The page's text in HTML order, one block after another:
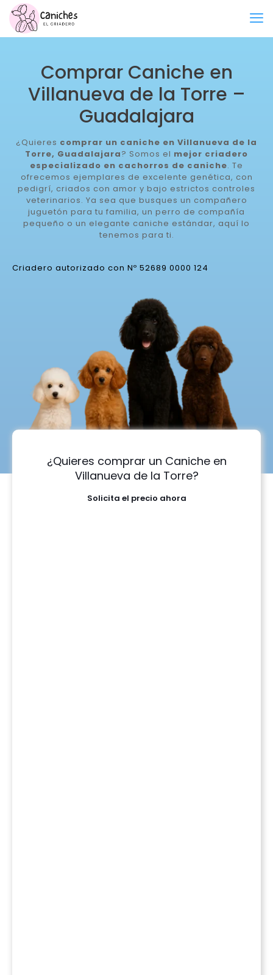
Comprar Caniche en
Villanueva de la Torre –
Guadalajara
¿Quieres comprar un caniche en Villanueva de la
Torre, Guadalajara? Somos el mejor criadero
especializado en cachorros de caniche. Te
ofrecemos ejemplares de excelente genética, con
pedigrí, criados con amor y bajo estrictos controles
veterinarios. Ya sea que busques un compañero
juguetón para tu familia, un perro de compañía
pequeño o un elegante caniche estándar, aquí lo
tenemos para ti.
Criadero autorizado con Nº 52689 0000 124
¿Quieres comprar un Caniche en
Villanueva de la Torre?
Solicita el precio ahora